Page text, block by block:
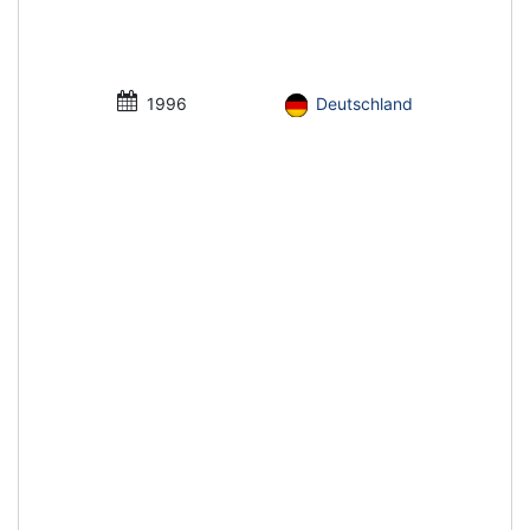
1996 Deutschland